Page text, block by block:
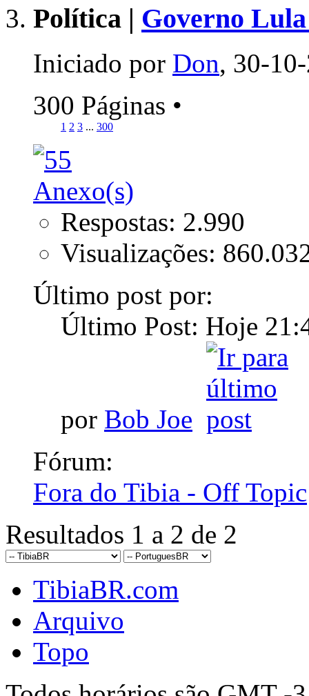
Política | Governo
Iniciado por Don, 30-
300 Páginas •
1 2 3 ... 300
Respostas: 2.990
Visualizações:
Último post por:
Último Post: Hoje
por Bob Joe
Fórum:
Fora do Tibia - Off Topic
Resultados 1 a 2 de 2
TibiaBR.com
Arquivo
Topo